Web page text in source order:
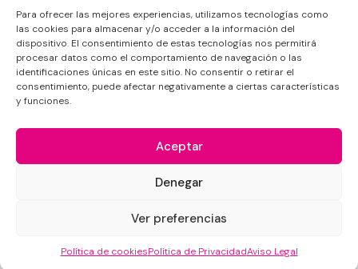
Para ofrecer las mejores experiencias, utilizamos tecnologías como
las cookies para almacenar y/o acceder a la información del
dispositivo. El consentimiento de estas tecnologías nos permitirá
procesar datos como el comportamiento de navegación o las
identificaciones únicas en este sitio. No consentir o retirar el
consentimiento, puede afectar negativamente a ciertas características
y funciones.
Aceptar
Denegar
Ver preferencias
Política de cookiesPolítica de PrivacidadAviso Legal
Financiación
Nuestro blog